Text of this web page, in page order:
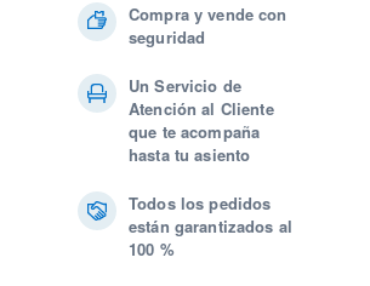
Compra y vende con
seguridad
Un Servicio de
Atención al Cliente
que te acompaña
hasta tu asiento
Todos los pedidos
están garantizados al
100 %